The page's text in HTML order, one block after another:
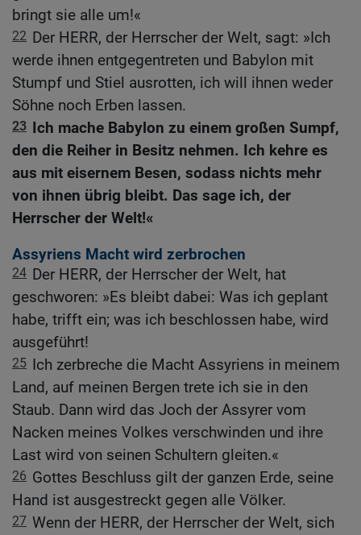
bringt sie alle um!«
22 Der HERR, der Herrscher der Welt, sagt: »Ich
werde ihnen entgegentreten und Babylon mit
Stumpf und Stiel ausrotten, ich will ihnen weder
Söhne noch Erben lassen.
23 Ich mache Babylon zu einem großen Sumpf,
den die Reiher in Besitz nehmen. Ich kehre es
aus mit eisernem Besen, sodass nichts mehr
von ihnen übrig bleibt. Das sage ich, der
Herrscher der Welt!«
Assyriens Macht wird zerbrochen
24 Der HERR, der Herrscher der Welt, hat
geschworen: »Es bleibt dabei: Was ich geplant
habe, trifft ein; was ich beschlossen habe, wird
ausgeführt!
25 Ich zerbreche die Macht Assyriens in meinem
Land, auf meinen Bergen trete ich sie in den
Staub. Dann wird das Joch der Assyrer vom
Nacken meines Volkes verschwinden und ihre
Last wird von seinen Schultern gleiten.«
26 Gottes Beschluss gilt der ganzen Erde, seine
Hand ist ausgestreckt gegen alle Völker.
27 Wenn der HERR, der Herrscher der Welt, sich